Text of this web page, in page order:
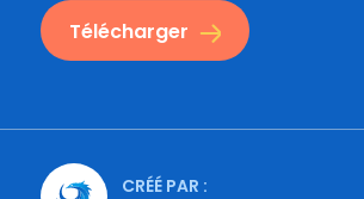
Télécharger
CRÉÉ PAR :